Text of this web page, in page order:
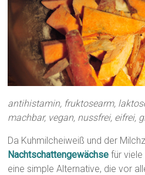
antihistamin, fruktosearm,
machbar, vegan, nussfrei, eifrei,
Da Kuhmilcheiweiß und der
Nachtschattengewächse für
eine simple Alternative, die vor